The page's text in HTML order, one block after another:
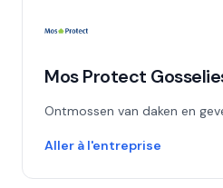
Mos Protect
Ontmossen van daken en
Aller à l'entreprise